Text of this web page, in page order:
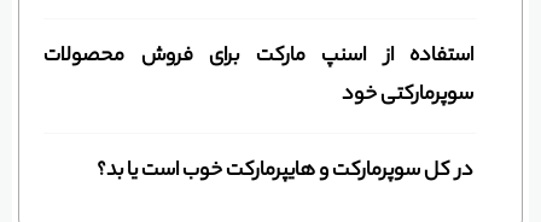
استفاده از اسنپ مارکت برای فروش محصولات
سوپرمارکتی خود
در کل سوپرمارکت و هایپرمارکت خوب است یا بد؟